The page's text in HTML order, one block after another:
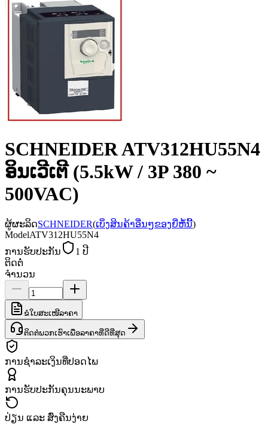
SCHNEIDER ATV312HU55N4
ອິນເວີເຕີ (5.5kW / 3P 380 ~
500VAC)
ຜູ້ຜະລິດSCHNEIDER(ເບິ່ງສິນຄ້າອື່ນໆຂອງຍີ່ຫໍ້ນີ້)
ModelATV312HU55N4
ການຮັບປະກັນ
1 ປີ
ຕິດຕໍ່
ຈຳນວນ
ຂໍໃບສະເໜີລາຄາ
ຕິດຕໍ່ພວກເຮົາເພື່ອລາຄາທີ່ດີທີ່ສຸດ
ການຊຳລະເງິນທີ່ປອດໄພ
ການຮັບປະກັນຄຸນນະພາບ
ປ່ຽນ ແລະ ສົ່ງຄືນງ່າຍ